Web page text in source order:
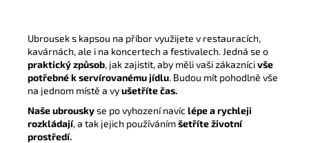
Ubrousek s kapsou na příbor využijete v restauracích,
kavárnách, ale i na koncertech a festivalech. Jedná se o
praktický způsob, jak zajistit, aby měli vaši zákaznícivše
potřebné k servírovanému jídlu. Budou mít pohodlně vše
na jednom místě a vyušetříte čas.
Naše ubrouskyse po vyhození navíclépe a rychleji
rozkládají, a tak jejich používánímšetříte životní
prostředí.